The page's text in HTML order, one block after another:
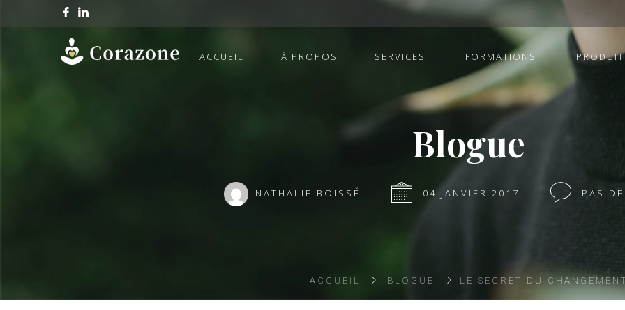
ACCUEIL À PROPOS SERVICES FORMATIONS
Blogue
NATHALIE BOISSÉ 04 JANVIER 2017 PAS
ACCUEIL BLOGUE LE SECRET DU